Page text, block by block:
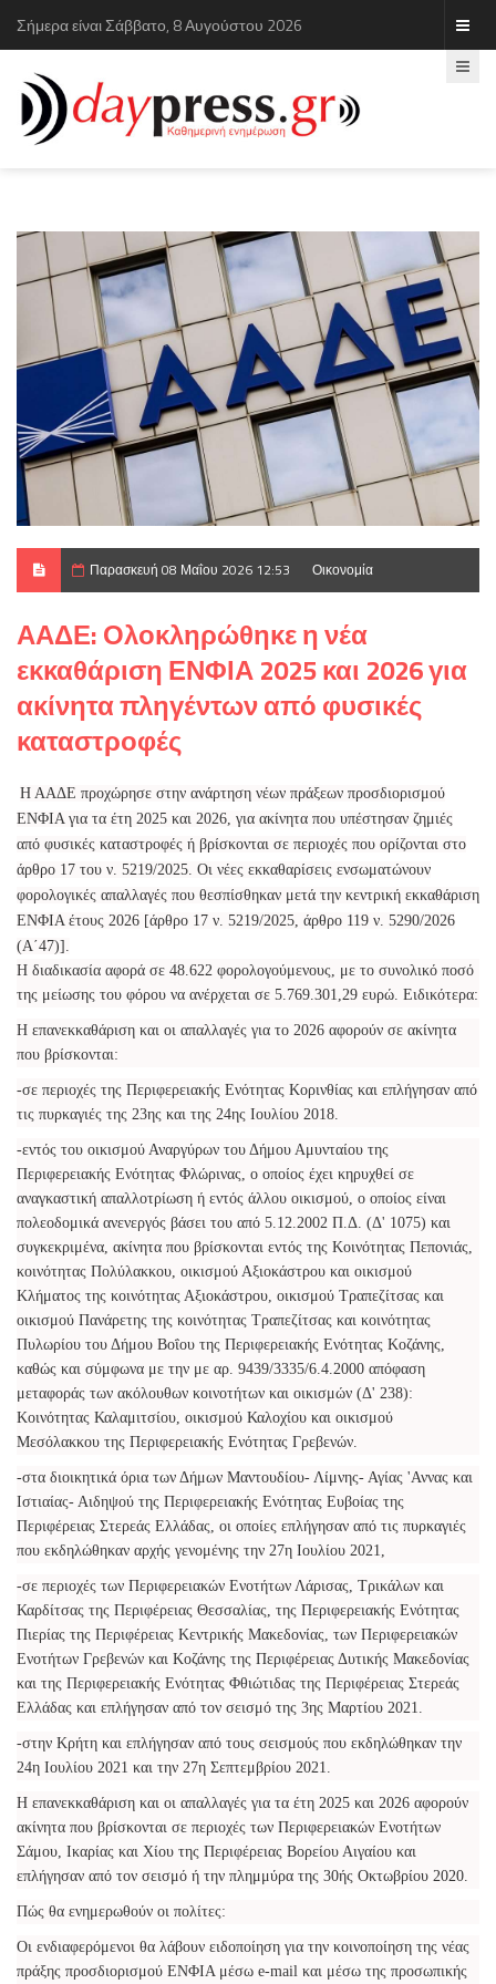
Σήμερα είναι Σάββατο, 8 Αυγούστου 2026
Παρασκευή 08 Μαΐου 2026 12:53 Οικονομία
ΑΑΔΕ: Ολοκληρώθηκε η νέα
εκκαθάριση ΕΝΦΙΑ 2025 και 2026 για
ακίνητα πληγέντων από φυσικές
καταστροφές
Η ΑΑΔΕ προχώρησε στην ανάρτηση νέων πράξεων προσδιορισμού
ΕΝΦΙΑ για τα έτη 2025 και 2026, για ακίνητα που υπέστησαν ζημιές
από φυσικές καταστροφές ή βρίσκονται σε περιοχές που ορίζονται στο
άρθρο 17 του ν. 5219/2025. Οι νέες εκκαθαρίσεις ενσωματώνουν
φορολογικές απαλλαγές που θεσπίσθηκαν μετά την κεντρική εκκαθάριση
ΕΝΦΙΑ έτους 2026 [άρθρο 17 ν. 5219/2025, άρθρο 119 ν. 5290/2026
(A΄47)].
Η διαδικασία αφορά σε 48.622 φορολογούμενους, με το συνολικό ποσό
της μείωσης του φόρου να ανέρχεται σε 5.769.301,29 ευρώ. Ειδικότερα:
Η επανεκκαθάριση και οι απαλλαγές για το 2026 αφορούν σε ακίνητα
που βρίσκονται:
-σε περιοχές της Περιφερειακής Ενότητας Κορινθίας και επλήγησαν από
τις πυρκαγιές της 23ης και της 24ης Ιουλίου 2018.
-εντός του οικισμού Αναργύρων του Δήμου Αμυνταίου της
Περιφερειακής Ενότητας Φλώρινας, ο οποίος έχει κηρυχθεί σε
αναγκαστική απαλλοτρίωση ή εντός άλλου οικισμού, ο οποίος είναι
πολεοδομικά ανενεργός βάσει του από 5.12.2002 Π.Δ. (Δ' 1075) και
συγκεκριμένα, ακίνητα που βρίσκονται εντός της Κοινότητας Πεπονιάς,
κοινότητας Πολύλακκου, οικισμού Αξιοκάστρου και οικισμού
Κλήματος της κοινότητας Αξιοκάστρου, οικισμού Τραπεζίτσας και
οικισμού Πανάρετης της κοινότητας Τραπεζίτσας και κοινότητας
Πυλωρίου του Δήμου Βοΐου της Περιφερειακής Ενότητας Κοζάνης,
καθώς και σύμφωνα με την με αρ. 9439/3335/6.4.2000 απόφαση
μεταφοράς των ακόλουθων κοινοτήτων και οικισμών (Δ' 238):
Kοινότητας Καλαμιτσίου, οικισμού Καλοχίου και οικισμού
Μεσόλακκου της Περιφερειακής Ενότητας Γρεβενών.
-στα διοικητικά όρια των Δήμων Μαντουδίου- Λίμνης- Αγίας 'Αννας και
Ιστιαίας- Αιδηψού της Περιφερειακής Ενότητας Ευβοίας της
Περιφέρειας Στερεάς Ελλάδας, οι οποίες επλήγησαν από τις πυρκαγιές
που εκδηλώθηκαν αρχής γενομένης την 27η Ιουλίου 2021,
-σε περιοχές των Περιφερειακών Ενοτήτων Λάρισας, Τρικάλων και
Καρδίτσας της Περιφέρειας Θεσσαλίας, της Περιφερειακής Ενότητας
Πιερίας της Περιφέρειας Κεντρικής Μακεδονίας, των Περιφερειακών
Ενοτήτων Γρεβενών και Κοζάνης της Περιφέρειας Δυτικής Μακεδονίας
και της Περιφερειακής Ενότητας Φθιώτιδας της Περιφέρειας Στερεάς
Ελλάδας και επλήγησαν από τον σεισμό της 3ης Μαρτίου 2021.
-στην Κρήτη και επλήγησαν από τους σεισμούς που εκδηλώθηκαν την
24η Ιουλίου 2021 και την 27η Σεπτεμβρίου 2021.
Η επανεκκαθάριση και οι απαλλαγές για τα έτη 2025 και 2026 αφορούν
ακίνητα που βρίσκονται σε περιοχές των Περιφερειακών Ενοτήτων
Σάμου, Ικαρίας και Χίου της Περιφέρειας Βορείου Αιγαίου και
επλήγησαν από τον σεισμό ή την πλημμύρα της 30ής Οκτωβρίου 2020.
Πώς θα ενημερωθούν οι πολίτες:
Οι ενδιαφερόμενοι θα λάβουν ειδοποίηση για την κοινοποίηση της νέας
πράξης προσδιορισμού ΕΝΦΙΑ μέσω e-mail και μέσω της προσωπικής